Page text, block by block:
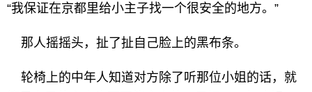
“我保证在京都里给小主子找一个很安全的地方。”
那人摇摇头，扯了扯自己脸上的黑布条。
轮椅上的中年人知道对方除了听那位小姐的话，就